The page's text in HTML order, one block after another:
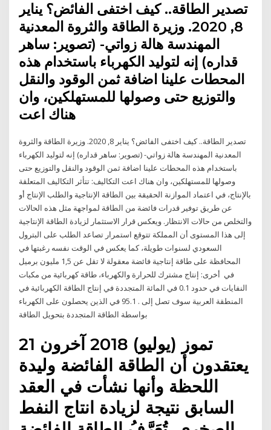
تصدير الطاقة.. كيف اختفى الفائض؟ يناير
8, 2020. وزيرة الطاقة والثروة المعدنية
المهندسة هالة زواتي- (تصوير: ساهر
قداره) إنه لتوليد الكهرباء باستخدام هذه
المحطات علينا اضافة ثمن الوقود والنقل
والتوزيع حتى وصولها للمستهلكين، وان
هناك اعت
تصدير الطاقة.. كيف اختفى الفائض؟ يناير 8, 2020. وزيرة الطاقة والثروة
المعدنية المهندسة هالة زواتي- (تصوير: ساهر قداره) إنه لتوليد الكهرباء
باستخدام هذه المحطات علينا اضافة ثمن الوقود والنقل والتوزيع حتى
وصولها للمستهلكين، وان هناك اعت التكاليف: تتأثر التكاليف المتعلقة
بالإنتاج، في اعتماد الموازنة الحقيقة بين الطاقة الإنتاجية والطلب الإنتاج أو
عن طريق توفير قدرات فائضة من الطاقة لمواجهة مثل هذه الحالات
والتخلص من حالات الانتظار. ويعكس قرار الاستثمار لزيادة الطاقة الإنتاجية
إلى هذا المستوى أن المملكة تتوقع استمرار تصاعد الطلب على البترول
السعودي لسنوات طويلة، كما يعكس في الوقت نفسه رغبتها في
المحافظة على طاقة إنتاجية فائضة معقولة لا تقل عن 1,5 مليون برميل
في أخرى: إنتاج مشترك للحرارة والكهرباء، طاقة كهربائية من مكبات
النفايات في حدود 0.1 في المائة المتجددة في إنتاج الطاقة الكهربائية في
المنطقة العربية سوف تصل إلى . 95.1 في الذين يحصلون على الكهرباء
بواسطة الطاقة المتجددة بتحويل الطاقة
21 تموز (يوليو) 2018 آخرون
يعتقدون أن الطاقة الفائضة وليدة
اللحظة وأنها نشأت في العقد
السابق نتيجة لزيادة انتاج النفط